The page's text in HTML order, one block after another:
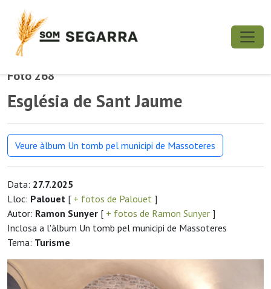
Foto 268
Església de Sant Jaume
Veure àlbum Un tomb pel municipi de Massoteres
Data: 27.7.2025
Lloc: Palouet [ + fotos de Palouet ]
Autor: Ramon Sunyer [ + fotos de Ramon Sunyer ]
Inclosa a l'àlbum Un tomb pel municipi de Massoteres
Tema: Turisme